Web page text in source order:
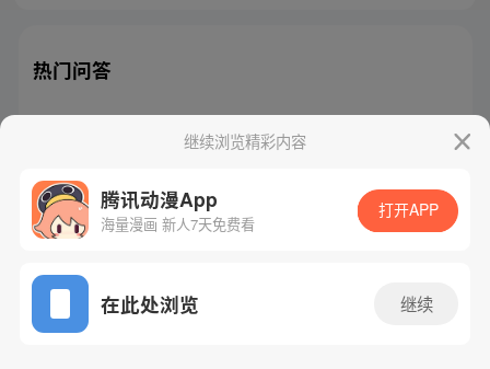
热门问答
继续浏览精彩内容
腾讯动漫App
海量漫画 新人7天免费看
打开APP
在此处浏览 继续
腾讯漫画 起点读书 QQ阅读
网站备案/许可证号：粤B2-20090059-5